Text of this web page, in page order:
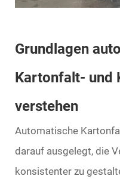
Grundlagen
Kartonfalt- und
verstehen
Automatische
darauf ausgelegt, die
konsistenter zu